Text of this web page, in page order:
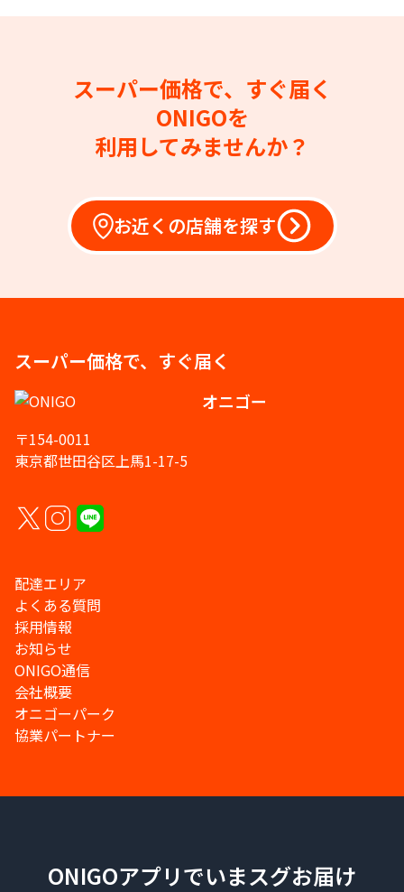
スーパー価格で、すぐ届く
ONIGOを
利用してみませんか？
お近くの店舗を探す
スーパー価格で、すぐ届く
オニゴー
〒154-0011
東京都世田谷区上馬1-17-5
配達エリア
よくある質問
採用情報
お知らせ
ONIGO通信
会社概要
オニゴーパーク
協業パートナー
ONIGOアプリでいまスグお届け